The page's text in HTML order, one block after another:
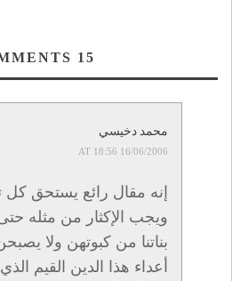
15
محمد دخيسي
16/06/2006 AT 18:56
إنه مقال رائع يستحق كل
ويجب الإكثار من مثله
بناتنا من كبوتهن ولا
أعداء هذا الدين القيم